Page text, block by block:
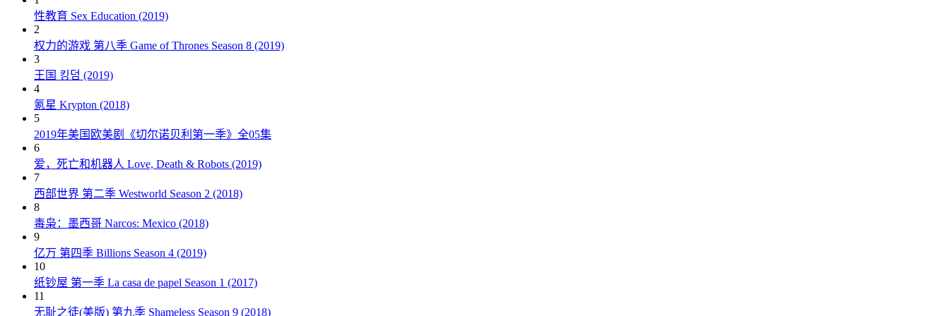
性教育 Sex Education (2019)
2
权力的游戏 第八季 Game of Thrones Season 8 (2019)
3
王国 킹덤 (2019)
4
氪星 Krypton (2018)
5
2019年美国欧美剧《切尔诺贝利第一季》全05集
6
爱，死亡和机器人 Love, Death & Robots (2019)
7
西部世界 第二季 Westworld Season 2 (2018)
8
毒枭：墨西哥 Narcos: Mexico (2018)
9
亿万 第四季 Billions Season 4 (2019)
10
纸钞屋 第一季 La casa de papel Season 1 (2017)
11
无耻之徒(美版) 第九季 Shameless Season 9 (2018)